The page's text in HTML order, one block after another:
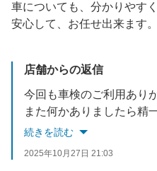
車についても、分かりやす
安心して、お任せ出来ます。
店舗からの返信
今回も車検のご利用あり
また何かありましたら精一杯対応させてい
スタッフ一同、またのご
続きを読む
2025年10月27日 21:03